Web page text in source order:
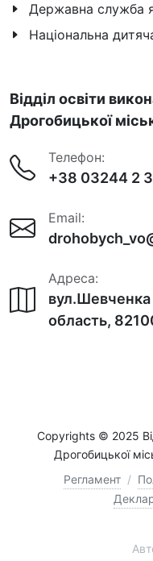
Державна служба
Національна
Відділ освіти
Дрогобицької
Телефон:
+38 03244 2
Email:
Адреса:
вул.Шевченка
область,
Copyrights © 2025
Дрогобицької
Регламент /